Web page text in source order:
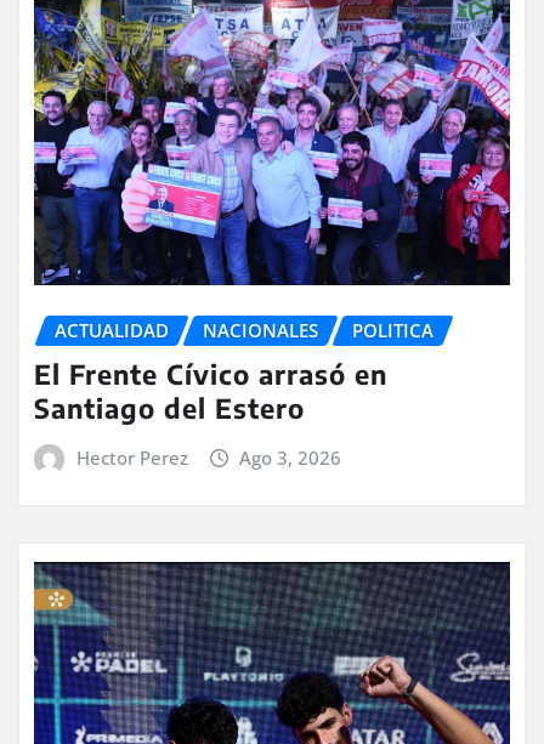
ACTUALIDAD NACIONALES POLITICA
El Frente Cívico arrasó en
Santiago del Estero
Hector Perez Ago 3, 2026